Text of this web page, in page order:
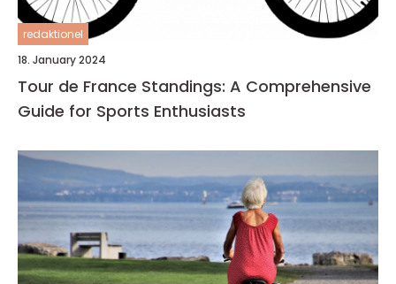
redaktionel
18. January 2024
Tour de France Standings: A Comprehensive
Guide for Sports Enthusiasts